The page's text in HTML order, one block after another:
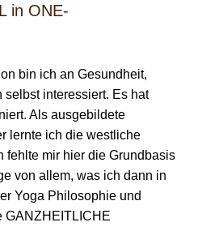
in ONE-
bin ich an Gesundheit,
selbst interessiert. Es hat
Als ausgebildete
lernte ich die westliche
fehlte mir hier die Grundbasis
von allem, was ich dann in
Yoga Philosophie und
GANZHEITLICHE